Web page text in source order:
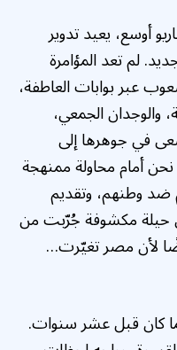
أوسع، يعيد تدوير
لم تعد المؤامرة
عبر بوابات العاطفة،
والوجدان الجمعي،
في جوهرها إلى
أمام محاولة ممنهجة
ضد وطنهم، وتقديم
حيلة مكشوفة جُرّبت من
لأن مصر تغيّرت…
كان قبل عشر سنوات.